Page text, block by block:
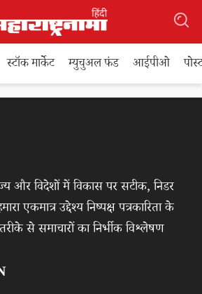
स्टॉक मार्केट म्युचुअल फंड आईपीओ
और विदेशों में विकास पर सटीक, निडर
एकमात्र उद्देश्य निष्पक्ष पत्रकारिता के
से समाचारों का निर्भीक विश्लेषण